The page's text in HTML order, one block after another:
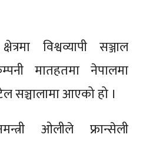
विश्वव्यापी सञ्जाल
मातहतमा नेपालमा
सञ्चालामा आएको हो ।
ओलीले फ्रान्सेली